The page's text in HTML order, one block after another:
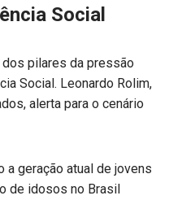
Social
pilares da pressão
Social. Leonardo Rolim,
alerta para o cenário
a geração atual de jovens
de idosos no Brasil